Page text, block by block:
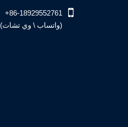
+86-18929552761
(واتساب \ وي تشات)